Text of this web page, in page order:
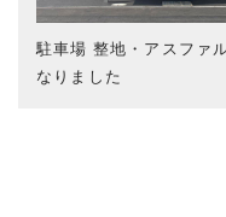
駐車場 整地・アスファ
なりました